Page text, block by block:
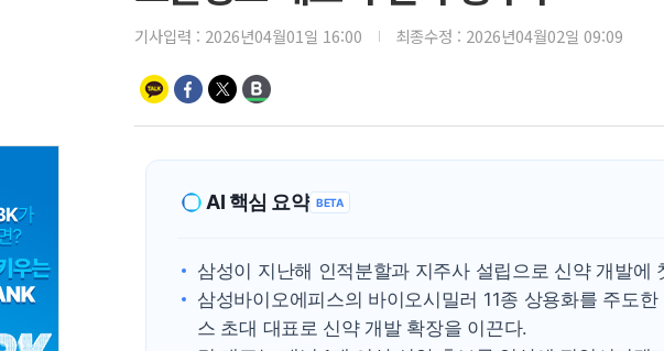
기사입력 : 2026년04월01일 16:00 최종수정 : 2026년04월02일 09:09
AI 핵심 요약 BETA
삼성이 지난해 인적분할과 지주사 설립으로 신약 개발에
삼성바이오에피스의 바이오시밀러 11종 상용화를 주도
스 초대 대표로 신약 개발 확장을 이끈다.